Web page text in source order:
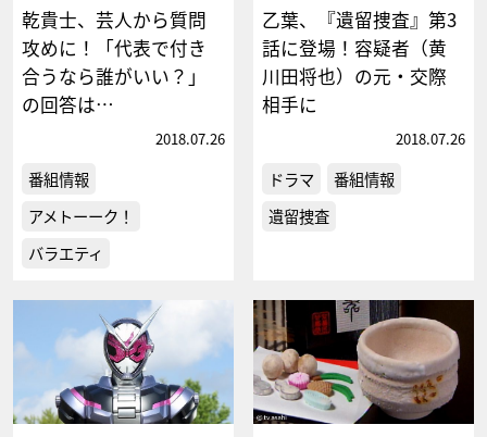
乾貴士、芸人から質問
攻めに！「代表で付き
合うなら誰がいい？」
の回答は…
2018.07.26
番組情報
アメトーーク！
バラエティ
乙葉、『遺留捜査』第3
話に登場！容疑者（黄
川田将也）の元・交際
相手に
2018.07.26
ドラマ
番組情報
遺留捜査